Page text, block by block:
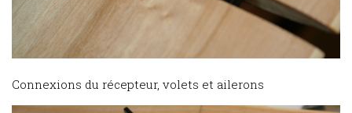
Connexions du récepteur, volets et ailerons